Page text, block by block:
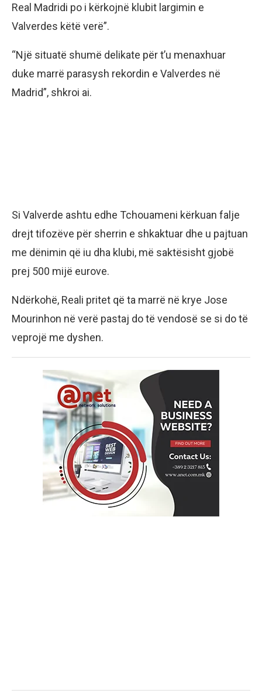
Real Madridi po i kërkojnë klubit largimin e
Valverdes këtë verë”.
“Një situatë shumë delikate për t’u menaxhuar
duke marrë parasysh rekordin e Valverdes në
Madrid”, shkroi ai.
Si Valverde ashtu edhe Tchouameni kërkuan falje
drejt tifozëve për sherrin e shkaktuar dhe u pajtuan
me dënimin që iu dha klubi, më saktësisht gjobë
prej 500 mijë eurove.
Ndërkohë, Reali pritet që ta marrë në krye Jose
Mourinhon në verë pastaj do të vendosë se si do të
veprojë me dyshen.